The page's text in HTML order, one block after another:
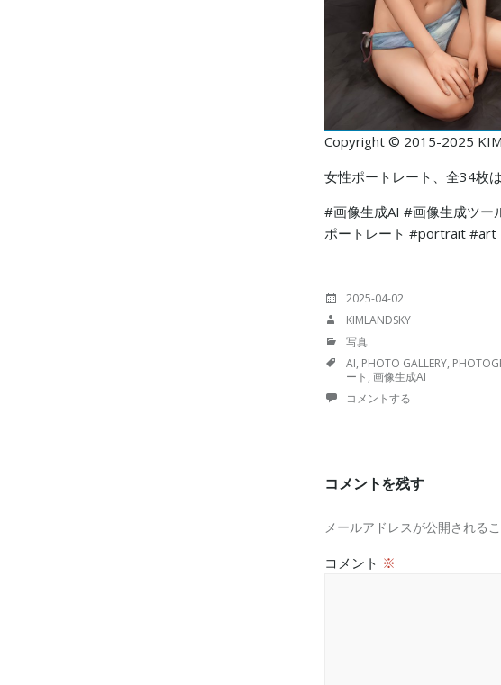
Copyright © 2015-2025
女性ポートレート、全34枚は
#画像生成AI #画像生成ツ
ポートレート #portrait #art
投
日:
2025-04-02
投
者:
KIMLANDSKY
カ
ゴ
リ
ー:
写真
TAGS
AI, PHOTO GALLERY,
ート , 画像生成AI
コメントする
コメントを残す
メールアドレスが公開される
コメント ※